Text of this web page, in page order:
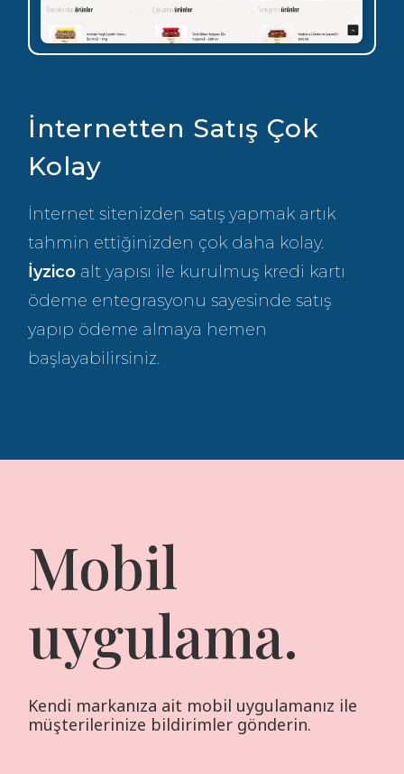
İnternetten Satış Çok
Kolay
İnternet sitenizden satış yapmak artık
tahmin ettiğinizden çok daha kolay.
İyzico alt yapısı ile kurulmuş kredi kartı
ödeme entegrasyonu sayesinde satış
yapıp ödeme almaya hemen
başlayabilirsiniz.
Mobil
uygulama.
Kendi markanıza ait mobil uygulamanız ile
müşterilerinize bildirimler gönderin.